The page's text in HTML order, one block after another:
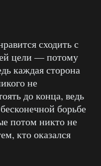
сходить с
цели — потому
каждая сторона
не
до конца, ведь
борьбе
потом никто не
кто оказался